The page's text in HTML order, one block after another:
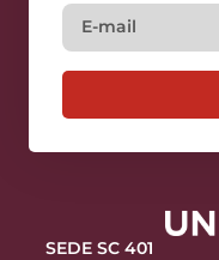
SEDE SC 401